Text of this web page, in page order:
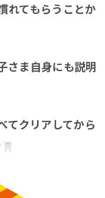
れてもらうことか
さま自身にも説明
てクリアしてから